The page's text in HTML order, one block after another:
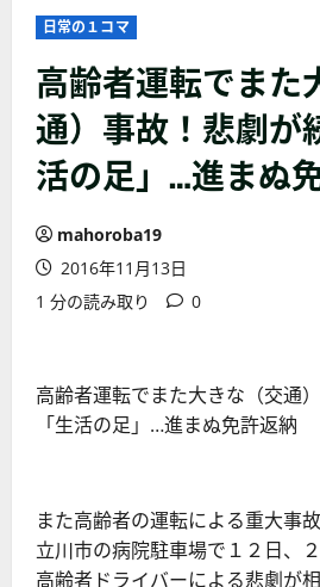
日常の１コマ
高齢者運転でまた
通）事故！悲劇が
活の足」…進まぬ
mahoroba19
2016年11月13日
1 分の読み取り
0
高齢者運転でまた大きな（交通
「生活の足」…進まぬ免許返納
また高齢者の運転による重大事
立川市の病院駐車場で１２日、
高齢者ドライバーによる悲劇が